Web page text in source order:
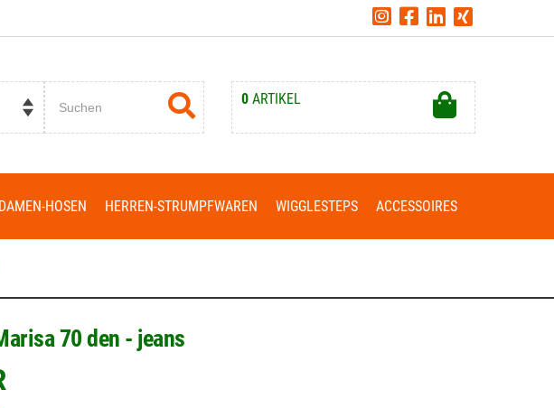
vergessen?
0 ARTIKEL
Ihr Warenkorb ist leer.
DAMEN-HOSEN HERREN-STRUMPFWAREN WIGGLESTEPS ACCESSOIRES
70 den - jeans